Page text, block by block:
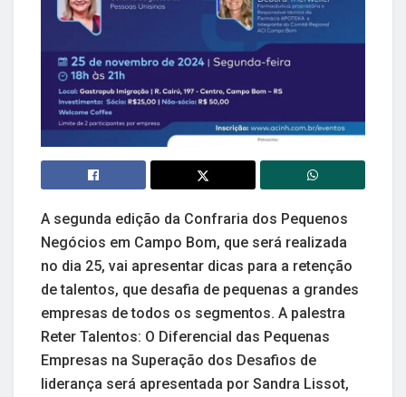
A segunda edição da Confraria dos Pequenos
Negócios em Campo Bom, que será realizada
no dia 25, vai apresentar dicas para a retenção
de talentos, que desafia de pequenas a grandes
empresas de todos os segmentos. A palestra
Reter Talentos: O Diferencial das Pequenas
Empresas na Superação dos Desafios de
liderança será apresentada por Sandra Lissot,